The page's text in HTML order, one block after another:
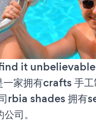
it
家拥有crafts 手工
rbia shades 拥有
司。